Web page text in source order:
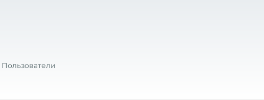
Пользователи